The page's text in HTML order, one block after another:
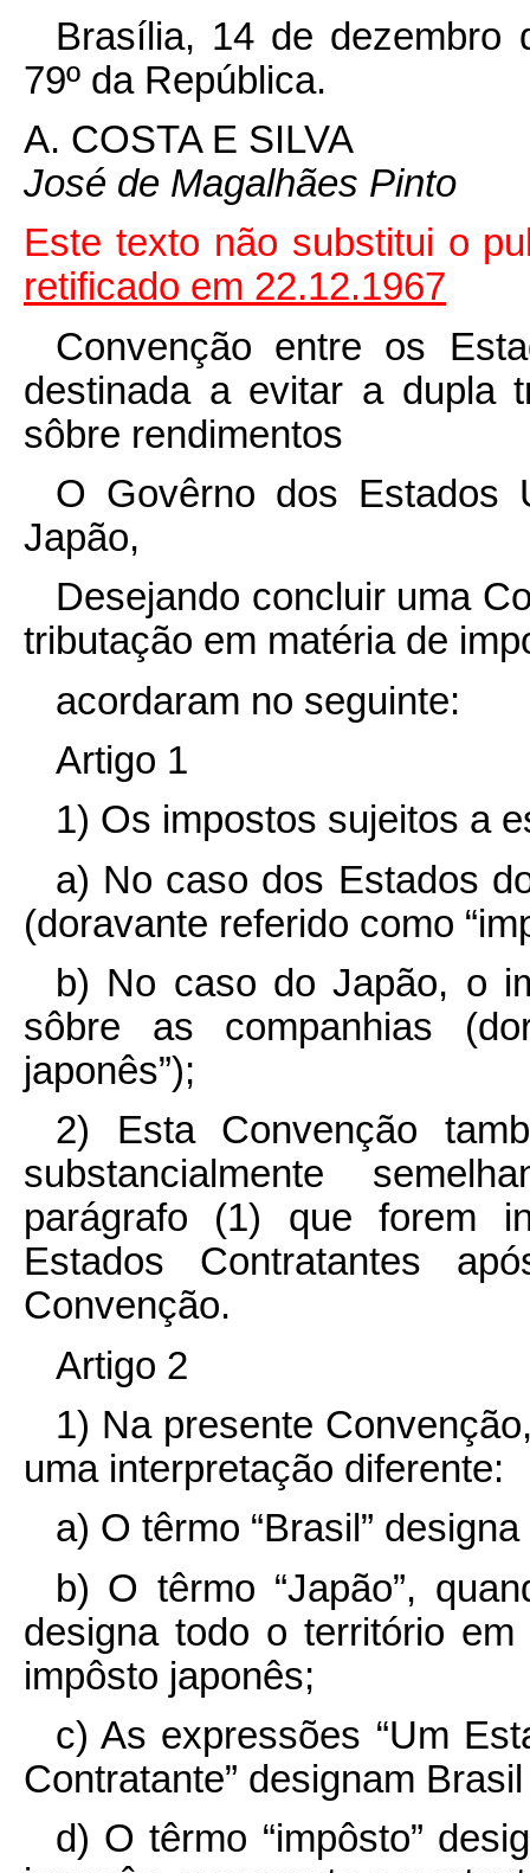
Brasília, 14 de dezembro
79º da República.
A. COSTA E SILVA
José de Magalhães Pinto
Este texto não substitui o
retificado em 22.12.1967
Convenção entre os
destinada a evitar a dupla
sôbre rendimentos
O Govêrno dos Estados
Japão,
Desejando concluir uma
tributação em matéria de
acordaram no seguinte:
Artigo 1
1) Os impostos sujeitos a
a) No caso dos Estados
(doravante referido como
b) No caso do Japão, o
sôbre as companhias
japonês”);
2) Esta Convenção
substancialmente
parágrafo (1) que forem
Estados Contratantes
Convenção.
Artigo 2
1) Na presente
uma interpretação diferente:
a) O têrmo “Brasil”
b) O têrmo “Japão”,
designa todo o território
impôsto japonês;
c) As expressões “Um
Contratante” designam
d) O têrmo “impôsto”